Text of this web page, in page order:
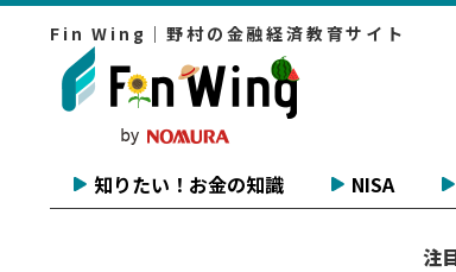
Fin Wing｜野村の金融経済教育サイト
知りたい！お金の知識 NISA
注